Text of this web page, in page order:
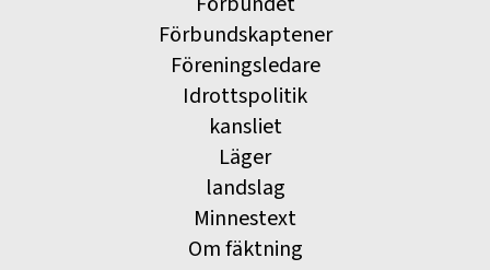
Förbundskaptener
Föreningsledare
Idrottspolitik
kansliet
Läger
landslag
Minnestext
Om fäktning